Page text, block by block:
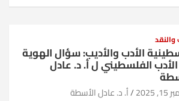
والنقد
الأدب والأديب: سؤال الهوية
الفلسطيني ل أ. د. عادل
أ. د. عادل الأسطة